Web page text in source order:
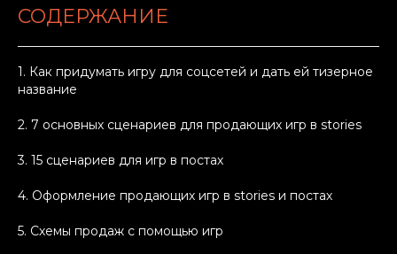
СОДЕРЖАНИЕ
1. Как придумать игру для соцсетей и дать ей тизерное
название
2. 7 основных сценариев для продающих игр в stories
3. 15 сценариев для игр в постах
4. Оформление продающих игр в stories и постах
5. Схемы продаж с помощью игр